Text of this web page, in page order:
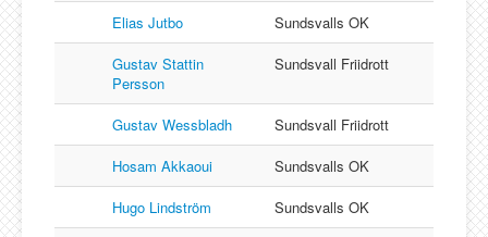
Elias Jutbo
Sundsvalls OK
Gustav Stattin
Persson
Sundsvall Friidrott
Gustav Wessbladh
Sundsvall Friidrott
Hosam Akkaoui
Sundsvalls OK
Hugo Lindström
Sundsvalls OK